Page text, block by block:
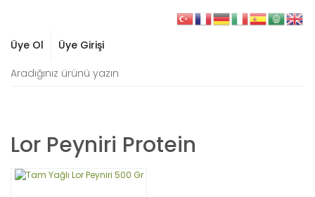
Üye Ol Üye Girişi
Lor Peyniri Protein